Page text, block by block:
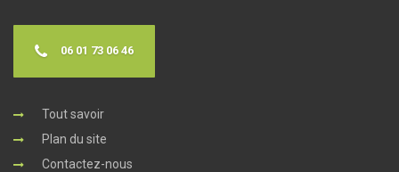
06 01 73 06 46
Tout savoir
Plan du site
Contactez-nous